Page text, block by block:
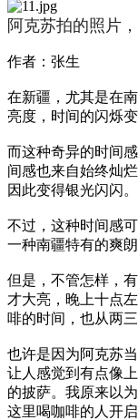
阿克苏拍的照片
作者：张生
在新疆，尤其是在
亮度，时间的闪烁
而这种奇异的时间
间感也来自始终灿
因此变得银光闪闪。
不过，这种时间感
一种南疆特有的爽
但是，不管怎样，
才大亮，晚上十点
啡的时间，也从两
也许是因为阿克苏
让人感觉到有点像
的披萨。我原来以
这里喝咖啡的人开